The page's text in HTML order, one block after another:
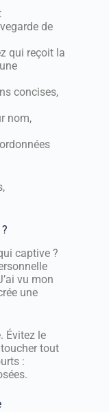
de
qui reçoit la
concises,
nom,
captive ?
vu mon
une
Évitez le
tout
: